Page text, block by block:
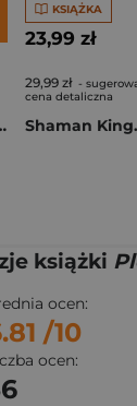
Tom 1
KSIĄŻKA
23,99 zł
29,99 zł -
cena detaliczna
książki
ocen:
/10
ocen: